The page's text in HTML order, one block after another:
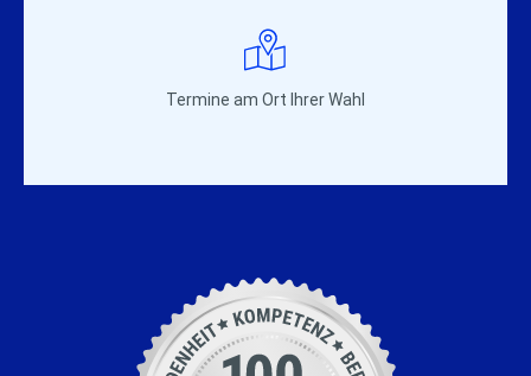
Termine am Ort Ihrer Wahl